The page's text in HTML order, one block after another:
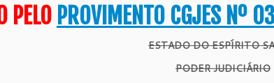
PELO PROVIMENTO CGJES Nº
ESTADO DO ESPÍRITO
PODER JUDICIÁRIO